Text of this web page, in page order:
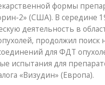
формы
2» (США). В середине
деятельность в
продолжил поиск
для ФДТ
испытания для
«Визудин» (Европа).